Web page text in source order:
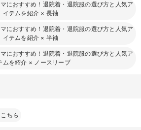
におすすめ！退院着・退院服の選び方と人気ア
イテムを紹介 × 長袖
におすすめ！退院着・退院服の選び方と人気ア
イテムを紹介 × 半袖
におすすめ！退院着・退院服の選び方と人気ア
ムを紹介 × ノースリーブ
ちら